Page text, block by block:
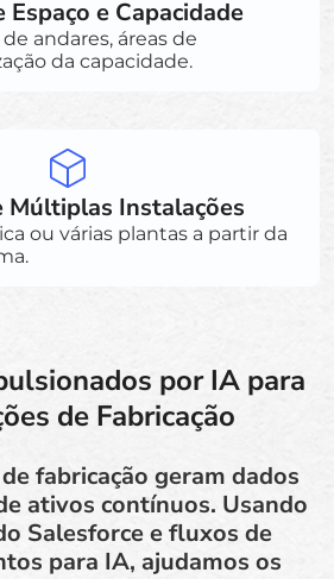
Espaço e Capacidade
andares, áreas de
da capacidade.
Múltiplas Instalações
ou várias plantas a partir da
por IA para
de Fabricação
fabricação geram dados
ativos contínuos. Usando
Salesforce e fluxos de
para IA, ajudamos os